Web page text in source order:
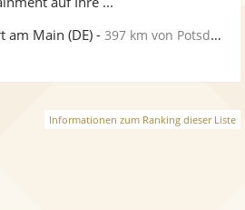
am Main (DE) -397 km von Potsdam
Informationen zum Ranking dieser Liste